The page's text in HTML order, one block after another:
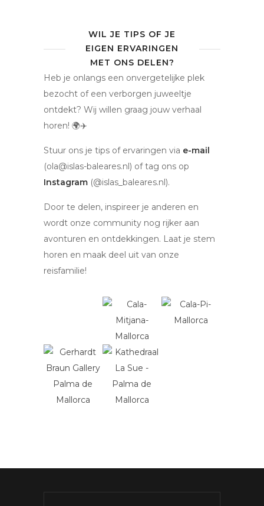
WIL JE TIPS OF JE
EIGEN ERVARINGEN
MET ONS DELEN?
Heb je onlangs een onvergetelijke plek
bezocht of een verborgen juweeltje
ontdekt? Wij willen graag jouw verhaal
horen! 🌍✈️
Stuur ons je tips of ervaringen via e-mail
(ola@islas-baleares.nl) of tag ons op
Instagram (@islas_baleares.nl).
Door te delen, inspireer je anderen en
wordt onze community nog rijker aan
avonturen en ontdekkingen. Laat je stem
horen en maak deel uit van onze
reisfamilie!